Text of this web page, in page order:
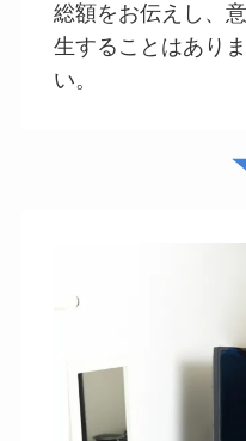
総額をお伝えし、
生することはあり
い。